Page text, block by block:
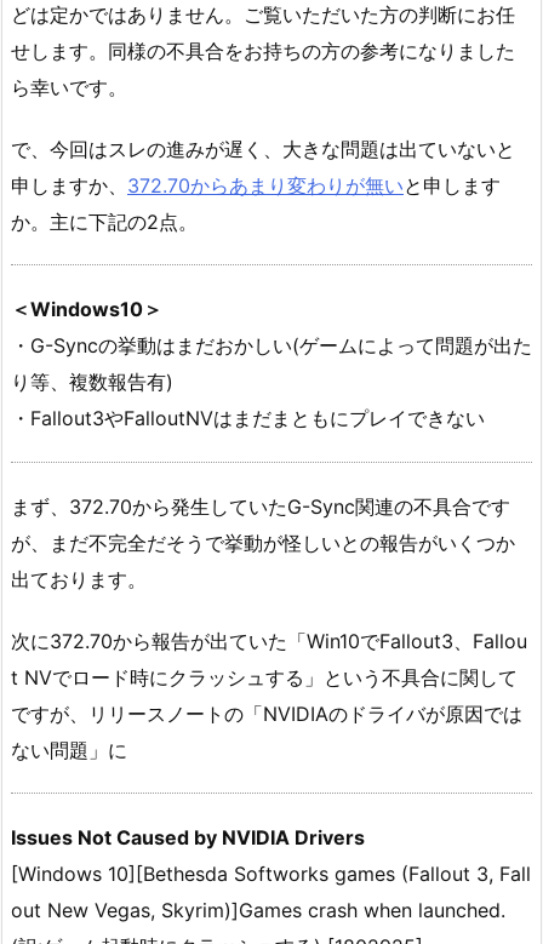
どは定かではありません。ご覧いただいた方の判断にお任
せします。同様の不具合をお持ちの方の参考になりました
ら幸いです。
で、今回はスレの進みが遅く、大きな問題は出ていないと
申しますか、 372.70からあまり変わりが無いと申します
か。主に下記の2点。
＜Windows10＞
・G-Syncの挙動はまだおかしい(ゲームによって問題が出た
り等、複数報告有)
・Fallout3やFalloutNVはまだまともにプレイできない
まず、372.70から発生していたG-Sync関連の不具合です
が、まだ不完全だそうで挙動が怪しいとの報告がいくつか
出ております。
次に372.70から報告が出ていた「Win10でFallout3、Fallou
t NVでロード時にクラッシュする」という不具合に関して
ですが、リリースノートの「NVIDIAのドライバが原因では
ない問題」に
Issues Not Caused by NVIDIA Drivers
[Windows 10][Bethesda Softworks games (Fallout 3, Fall
out New Vegas, Skyrim)]Games crash when launched.